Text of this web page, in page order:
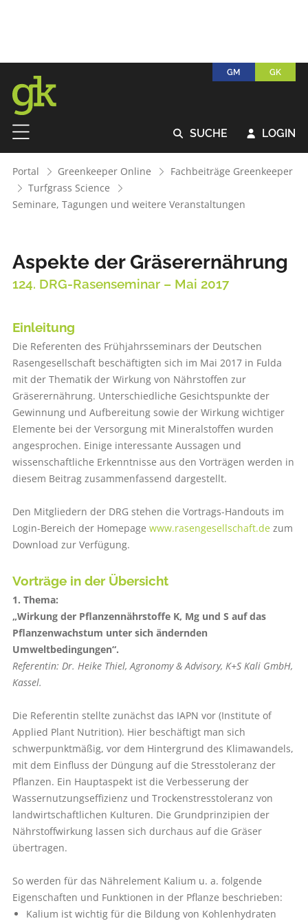
GM GK
 SUCHE  LOGIN
Portal Greenkeeper Online
Fachbeiträge Greenkeeper
Turfgrass Science
Seminare, Tagungen und weitere Veranstaltungen
Aspekte der Gräserernährung
124. DRG-Rasenseminar – Mai 2017
Einleitung
Die Referenten des Frühjahrsseminars der Deutschen
Rasengesellschaft beschäftigten sich im Mai 2017 in Fulda
mit der Thematik der Wirkung von Nährstoffen zur
Gräserernährung. Unterschiedliche Gesichtspunkte der
Gewinnung und Aufbereitung sowie der Wirkung wichtiger
Elemente bei der Versorgung mit Mineralstoffen wurden
angesprochen. Einige interessante Aussagen und
wissenschaftliche Erkenntnisse aus den Vorträgen werden in
diesem Beitrag zusammenfassend dargestellt.
Den Mitgliedern der DRG stehen die Vortrags-Handouts im
Login-Bereich der Homepage www.rasengesellschaft.dezum
Download zur Verfügung.
Vorträge in der Übersicht
1. Thema:
„Wirkung der Pflanzennährstoffe K, Mg und S auf das
Pflanzenwachstum unter sich ändernden
Umweltbedingungen“.
Referentin: Dr. Heike Thiel, Agronomy & Advisory, K+S Kali GmbH,
Kassel.
Die Referentin stellte zunächst das IAPN vor (Institute of
Applied Plant Nutrition). Hier beschäftigt man sich
schwerpunktmäßig, vor dem Hintergrund des Klimawandels,
mit dem Einfluss der Düngung auf die Stresstoleranz der
Pflanzen. Ein Hauptaspekt ist die Verbesserung der
Wassernutzungseffizienz und Trockenstresstoleranz von
landwirtschaftlichen Kulturen. Die Grundprinzipien der
Nährstoffwirkung lassen sich durchaus auf die Gräser
übertragen.
So werden für das Nährelement Kalium u. a. folgende
Eigenschaften und Funktionen in der Pflanze beschrieben:
Kalium ist wichtig für die Bildung von Kohlenhydraten